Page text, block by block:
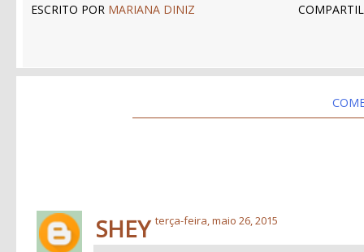
ESCRITO POR MARIANA DINIZ
SHEY terça-feira, maio 26, 2015